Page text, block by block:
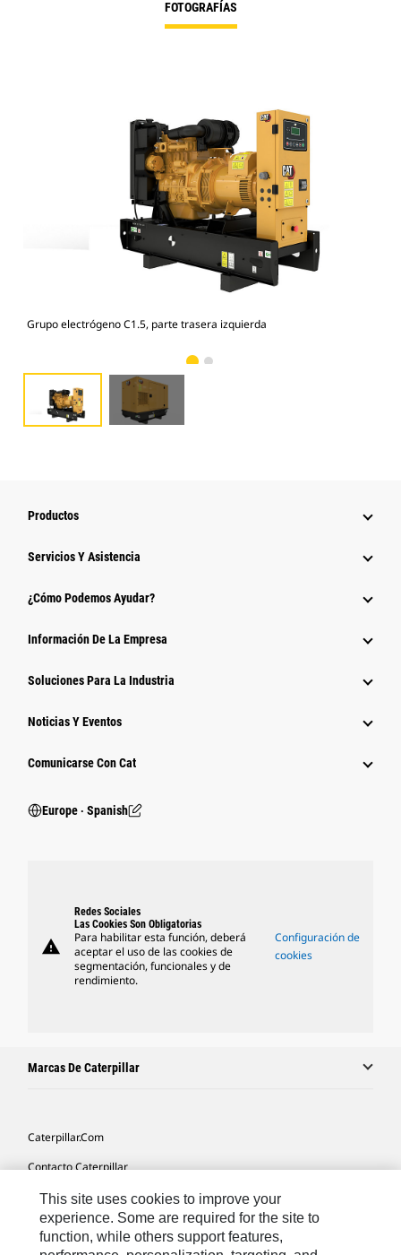
FOTOGRAFÍAS
Grupo electrógeno C1.5, parte trasera izquierda
Productos
Servicios Y Asistencia
¿Cómo Podemos Ayudar?
Información De La Empresa
Soluciones Para La Industria
Noticias Y Eventos
Comunicarse Con Cat
Europe ‧ Spanish
warning
Redes Sociales
Las Cookies Son Obligatorias
Para habilitar esta función, deberá
aceptar el uso de las cookies de
segmentación, funcionales y de
rendimiento.
Configuración de
cookies
Marcas De Caterpillar
Caterpillar.com
Contacto Caterpillar
Mis Preferencias De Marketing
Mapa Del Sitio
This site uses cookies to improve your
experience. Some are required for the site to
function, while others support features,